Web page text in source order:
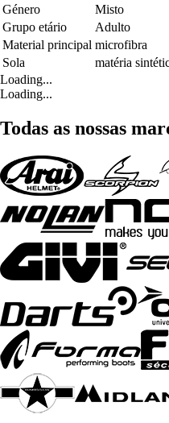
Género
Misto
Grupo etário
Adulto
Material principal microfibra
Sola
matéria
Loading...
Loading...
Todas as nossas